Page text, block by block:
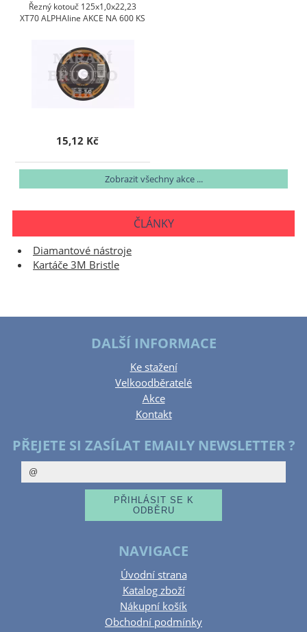
Řezný kotouč 125x1,0x22,23
XT70 ALPHAline AKCE NA 600 KS
15,12 Kč
Zobrazit všechny akce ...
ČLÁNKY
Diamantové nástroje
Kartáče 3M Bristle
DALŠÍ INFORMACE
Ke stažení
Velkoodběratelé
Akce
Kontakt
PŘEJETE SI ZASÍLAT EMAILY NEWSLETTER ?
NAVIGACE
Úvodní strana
Katalog zboží
Nákupní košík
Obchodní podmínky